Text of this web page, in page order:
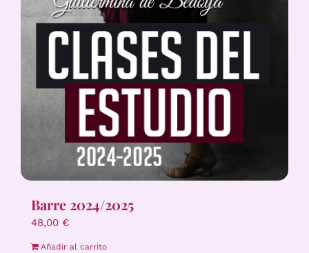
Barre 2024/2025
48,00 €
Añadir al carrito